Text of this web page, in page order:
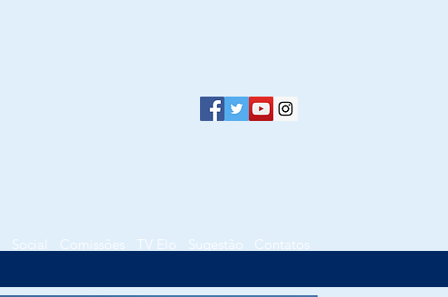
Social Comissões TV Elo Sugestão Contatos